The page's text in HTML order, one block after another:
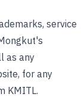
service
as any
for any
KMITL.